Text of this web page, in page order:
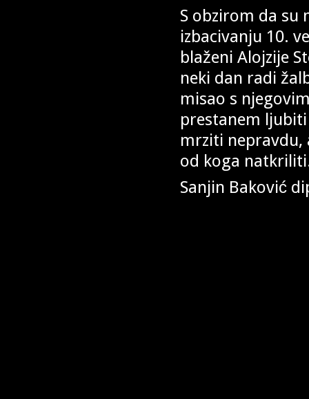
S obzirom da su
izbacivanju 10.
blaženi Alojzije
neki dan radi
misao s
prestanem
mrziti nepravdu,
od koga
Sanjin Baković